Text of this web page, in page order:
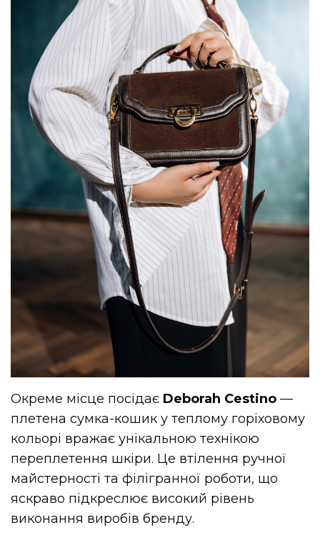
Окреме місце посідає Deborah Cestino —
плетена сумка-кошик у теплому горіховому
кольорі вражає унікальною технікою
переплетення шкіри. Це втілення ручної
майстерності та філігранної роботи, що
яскраво підкреслює високий рівень
виконання виробів бренду.